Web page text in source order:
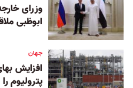
وزرای
ابوظبی
جهان
افزایش
پترولیوم